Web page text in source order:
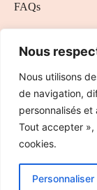
Nous
Nous utilisons
de navigation,
personnalisés
Tout accepter
cookies.
Personnaliser
FAQs
Mentions légales
Politique de
Politique de
Conditions
© 2026Infruitea.